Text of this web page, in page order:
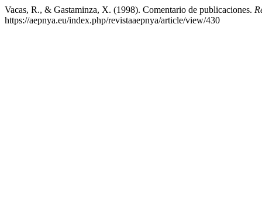
Vacas, R., & Gastaminza, X. (1998). Comentario de publicaciones.
https://aepnya.eu/index.php/revistaaepnya/article/view/430